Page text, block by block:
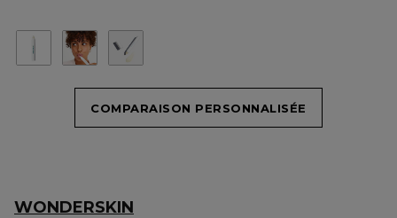
COMPARAISON PERSONNALISÉE
WONDERSKIN